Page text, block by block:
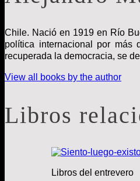
Chile. Nació en 1919 en Río
política internacional por más
recuperada la democracia, se
View all books by the author
Libros
Libros del entrevero